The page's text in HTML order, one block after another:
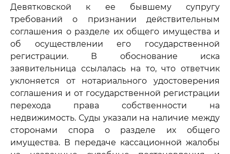
Девятковской к ее бывшему супругу
требований о признании действительным
соглашения о разделе их общего имущества и
об осуществлении его государственной
регистрации. В обоснование иска
заявительница ссылалась на то, что ответчик
уклоняется от нотариального удостоверения
соглашения и от государственной регистрации
перехода права собственности на
недвижимость. Суды указали на наличие между
сторонами спора о разделе их общего
имущества. В передаче кассационной жалобы